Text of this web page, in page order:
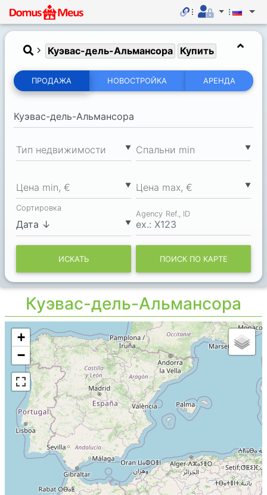
Куэвас-дель-Альмансора Купить
ПРОДАЖА НОВОСТРОЙКА АРЕНДА
▼
Тип недвижимости ▼
Спальни min
▼
Цена min, € ▼
Цена max, €
▼
Сортировка
Agency Ref., ID
ИСКАТЬ ПОИСК ПО КАРТЕ
Куэвас-дель-Альмансора
+
−